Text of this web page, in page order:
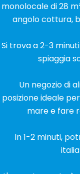
monolocale di 28
angolo cottura,
Si trova a 2-3
spiaggia
Un negozio di
posizione ideale
mare e fare
In 1-2 minuti,